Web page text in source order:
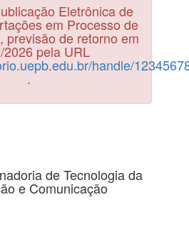
Eletrônica de
em Processo de
previsão de retorno em
2026 pela URL
handle/
.
de Tecnologia da
e Comunicação